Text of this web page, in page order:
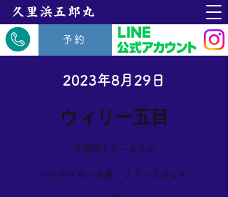
​久里浜五郎丸
予約
2023年8月29日
ウィリー五目
下浦沖１５～４０ｍ
ハナダイ６～６枚 ２７～３３ｃｍ